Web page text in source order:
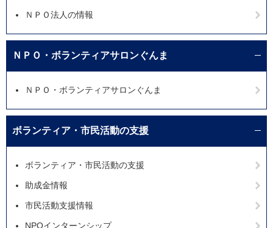
ＮＰＯ法人の情報
ＮＰＯ・ボランティアサロンぐんま
ＮＰＯ・ボランティアサロンぐんま
ボランティア・市民活動の支援
ボランティア・市民活動の支援
助成金情報
市民活動支援情報
NPOインターンシップ